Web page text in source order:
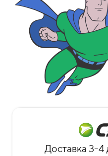
Доставка 3-